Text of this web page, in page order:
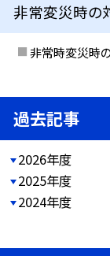
非常変災時の
非常時変災時
過去記事
2026年度
2025年度
2024年度